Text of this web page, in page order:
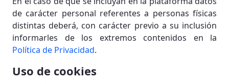
de carácter personal referentes a personas físicas
distintas deberá, con carácter previo a su inclusión
informarles de los extremos contenidos en la
Política de Privacidad.
Uso de cookies